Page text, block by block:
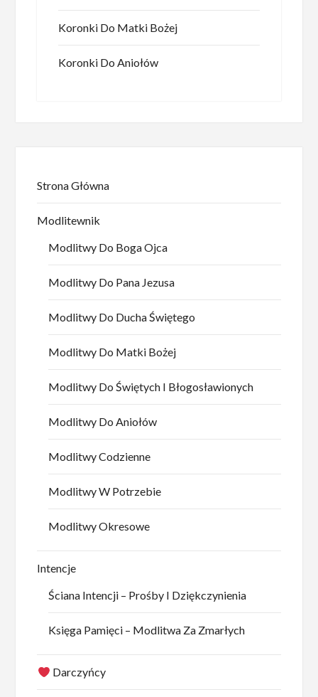
Koronki Do Matki Bożej
Koronki Do Aniołów
Strona Główna
Modlitewnik
Modlitwy Do Boga Ojca
Modlitwy Do Pana Jezusa
Modlitwy Do Ducha Świętego
Modlitwy Do Matki Bożej
Modlitwy Do Świętych I Błogosławionych
Modlitwy Do Aniołów
Modlitwy Codzienne
Modlitwy W Potrzebie
Modlitwy Okresowe
Intencje
Ściana Intencji – Prośby I Dziękczynienia
Księga Pamięci – Modlitwa Za Zmarłych
Darczyńcy